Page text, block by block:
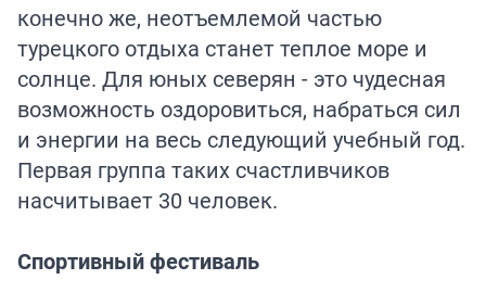
конечно же, неотъемлемой частью
турецкого отдыха станет теплое море и
солнце. Для юных северян - это чудесная
возможность оздоровиться, набраться сил
и энергии на весь следующий учебный год.
Первая группа таких счастливчиков
насчитывает 30 человек.
Спортивный фестиваль